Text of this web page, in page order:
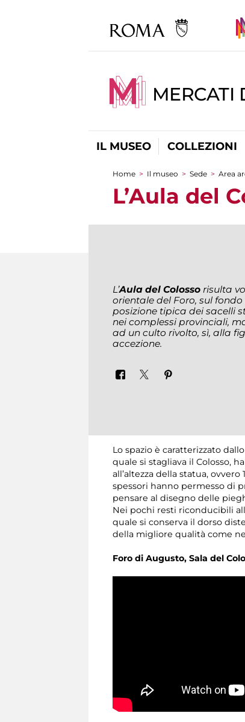
MERCATI
IL MUSEO COLLEZIONI
Tu sei qui
Home > Il museo > Sede > Area
L’Aula del
L’Aula del Colosso risulta
orientale del Foro, sul
posizione tipica dei sacelli
nei complessi provinciali,
ad un culto rivolto, sì, alla
accezione.
Lo spazio è caratterizzato
quale si stagliava il Colosso,
all’altezza della statua,
spessori hanno permesso di
pensare al disegno delle
Nei pochi resti riconducibili
quale si conserva il dorso
della migliore qualità come
Foro di Augusto, Sala del